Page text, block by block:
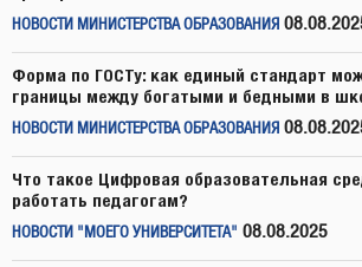
НОВОСТИ МИНИСТЕРСТВА ОБРАЗОВАНИЯ
Форма по ГОСТу: как единый стандарт
границы между богатыми и бедными в
НОВОСТИ МИНИСТЕРСТВА ОБРАЗОВАНИЯ
Что такое Цифровая образовательная
работать педагогам?
НОВОСТИ "МОЕГО УНИВЕРСИТЕТА" 08.08.2025